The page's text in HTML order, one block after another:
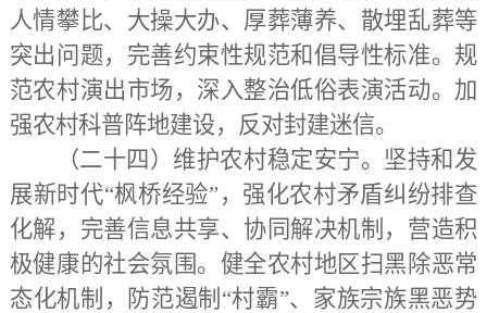
人情攀比、大操大办、厚葬薄养、散埋乱葬等
突出问题，完善约束性规范和倡导性标准。规
范农村演出市场，深入整治低俗表演活动。加
强农村科普阵地建设，反对封建迷信。
（二十四）维护农村稳定安宁。 坚持和发
展新时代“枫桥经验”，强化农村矛盾纠纷排查
化解，完善信息共享、协同解决机制，营造积
极健康的社会氛围。健全农村地区扫黑除恶常
态化机制，防范遏制“村霸”、家族宗族黑恶势